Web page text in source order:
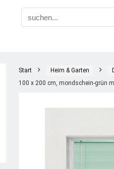
Start Heim & Garten
100 x 200 cm, mondschein-grün